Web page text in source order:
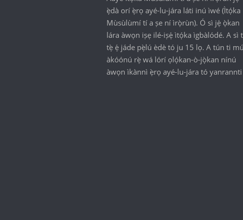
ẹ̀dà orí ẹ̀rọ ayé-lu-jára láti inú ìwé (Ìtọ́ka
Mùsùlùmí tí a ṣe ní ìrọ̀rùn). Ó sì jẹ́ ọ̀kan
lára àwọn iṣẹ ilé-iṣẹ́ ìtọ́ka ìgbàlódé. A sì
tẹ̀ ẹ́ jáde pẹ̀lú èdè tó ju 15 lọ. A tún ti mú
àkóónú rẹ̀ wá lórí ọlọ́kan-ò-jọ̀kan nínú
àwọn ìkànnì ẹ̀rọ ayé-lu-jára tó yanrannti